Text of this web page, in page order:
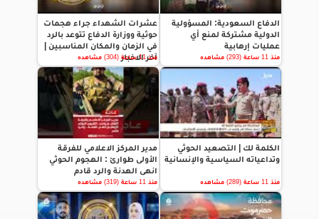
الدفاع السعودية: المسؤولية
الدولية مشتركة لمنع أي
عمليات إرهابية
منذ 11 ساعة (293) مشاهده
عشرات الشهداء جراء هجمات
حوثية ووزارة الدفاع تتوعد بالرد
في الزمان والمكان المناسبين |
آخر الاخبار
منذ 11 ساعة (304) مشاهده
الكلمة لك | التصعيد الحوثي
وتداعياته السياسية والإنسانية
منذ 11 ساعة (289) مشاهده
مدير المركز الاعلامي للفرقة
الأولى طوارئ : الهجوم الحوثي
انهى الهدنة والرد قادم
منذ 11 ساعة (319) مشاهده